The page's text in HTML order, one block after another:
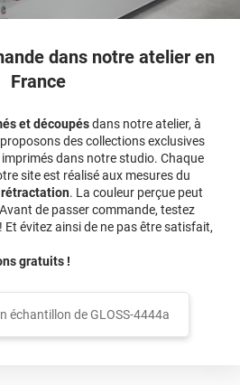
dans notre atelier en
France
et découpésdans notre atelier, à
des collections exclusives
dans notre studio. Chaque
site est réalisé aux mesures du
. La couleur perçue peut
de passer commande, testez
évitez ainsi de ne pas être satisfait,
gratuits !
échantillon de GLOSS-4444a